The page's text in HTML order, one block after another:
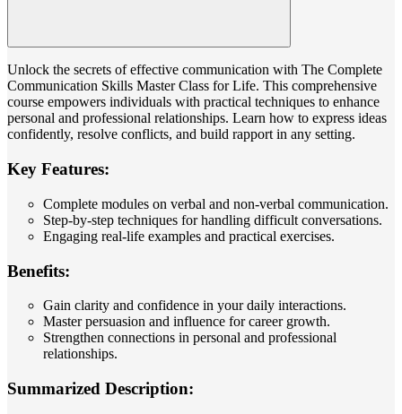
Unlock the secrets of effective communication with The Complete
Communication Skills Master Class for Life. This comprehensive
course empowers individuals with practical techniques to enhance
personal and professional relationships. Learn how to express ideas
confidently, resolve conflicts, and build rapport in any setting.
Key Features:
Complete modules on verbal and non-verbal communication.
Step-by-step techniques for handling difficult conversations.
Engaging real-life examples and practical exercises.
Benefits:
Gain clarity and confidence in your daily interactions.
Master persuasion and influence for career growth.
Strengthen connections in personal and professional
relationships.
Summarized Description: